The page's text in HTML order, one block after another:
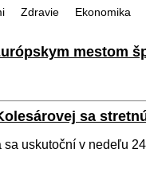
Zdravie Ekonomika
mestom
sa
uskutoční v nedeľu